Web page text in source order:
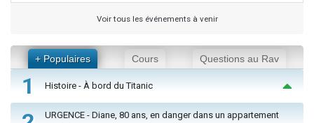
Voir tous les événements à venir
+ Populaires Cours Questions au Rav
1 Histoire - À bord du Titanic
URGENCE - Diane, 80 ans, en danger dans un appartement